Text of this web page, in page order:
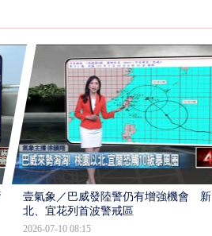
壹氣象／巴威發陸警仍有增強機會 新
北、宜花列首波警戒區
2026-07-10 08:15